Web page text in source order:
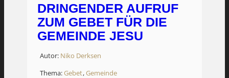
DRINGENDER AUFRUF
ZUM GEBET FÜR DIE
GEMEINDE JESU
Autor: Niko Derksen
Thema:Gebet,Gemeinde